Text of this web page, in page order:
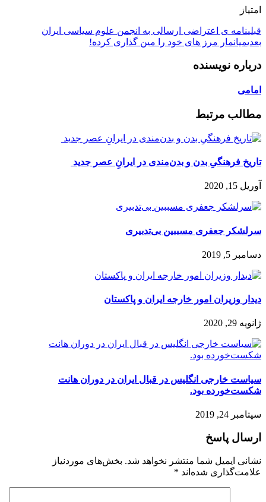
امتیاز
قبلینامه ی اعتراضی ارسالی به انجمن علوم سیاسی ایران
بعدیمیانمار مرز های خود را مین گذاری کرده!
درباره نویسنده
امامی
مطالب مرتبط
تاریخ فرهنگیِ بدن و بدن‌مندی در ایرانِ عصر جدید
آوریل 15, 2020
سرلشکر جعفری مسببین بی‌تدبیری
دسامبر 5, 2019
دیدار وزیران امور خارجه ایران و پاکستان
ژانویه 29, 2020
سیاست خارجی انگلیس در قبال ایران در دوران هانت
شکست‌خورده بود.
سپتامبر 24, 2019
ارسال پاسخ
نشانی ایمیل شما منتشر نخواهد شد. بخش‌های موردنیاز
علامت‌گذاری شده‌اند *